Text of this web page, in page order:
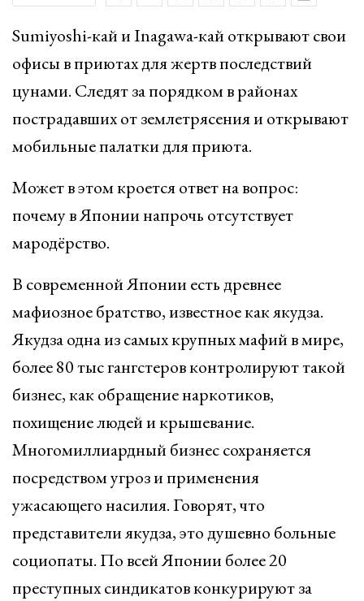
Sumiyoshi-кай и Inagawa-кай открывают свои
офисы в приютах для жертв последствий
цунами. Следят за порядком в районах
пострадавших от землетрясения и открывают
мобильные палатки для приюта.
Может в этом кроется ответ на вопрос:
почему в Японии напрочь отсутствует
мародёрство.
В современной Японии есть древнее
мафиозное братство, известное как якудза.
Якудза одна из самых крупных мафий в мире,
более 80 тыс гангстеров контролируют такой
бизнес, как обращение наркотиков,
похищение людей и крышевание.
Многомиллиардный бизнес сохраняется
посредством угроз и применения
ужасающего насилия. Говорят, что
представители якудза, это душевно больные
социопаты. По всей Японии более 20
преступных синдикатов конкурируют за